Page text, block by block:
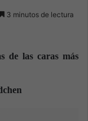
3 minutos de lectura
de las caras más